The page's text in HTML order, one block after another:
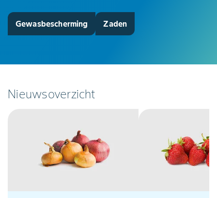
Gewasbescherming Zaden
Nieuwsoverzicht